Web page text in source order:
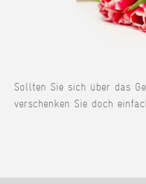
Sollten Sie sich über das
verschenken Sie doch